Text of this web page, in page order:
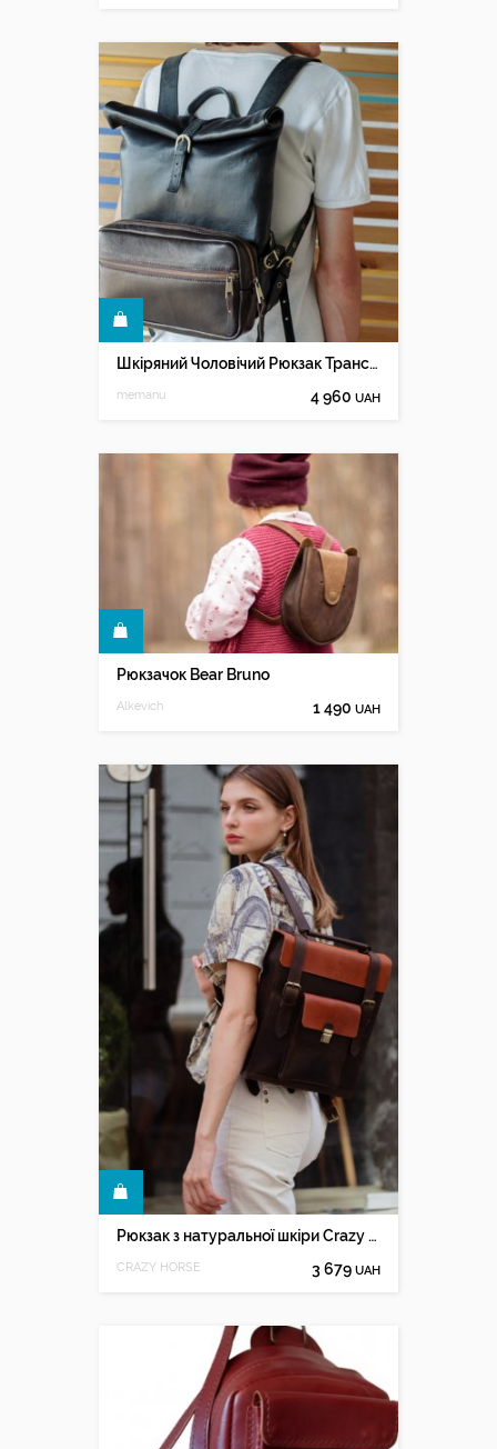
Шкіряний Чоловічий Рюкзак Трансформер
memanu 4 960 UAH
Рюкзачок Bear Bruno
Alkevich 1 490 UAH
Рюкзак з натуральної шкіри Crazy horse "Canyon" 15
CRAZY HORSE 3 679 UAH